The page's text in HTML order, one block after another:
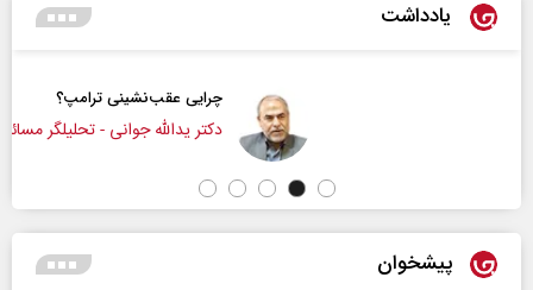
یادداشت
چرایی عقب‌نشینی ترامپ؟
دکتر یدالله جوانی - تحلیلگر مسائل سیاسی
پیشخوان